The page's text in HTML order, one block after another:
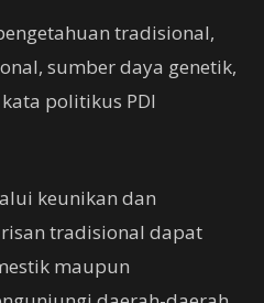
tradisional,
sumber daya genetik,
politikus PDI
keunikan dan
tradisional dapat
maupun